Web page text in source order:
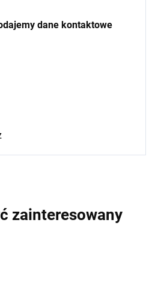
dane kontaktowe
zainteresowany